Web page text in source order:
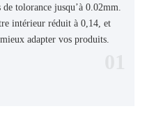
tolorance jusqu’à 0.02mm.
intérieur réduit à 0,14, et
adapter vos produits.